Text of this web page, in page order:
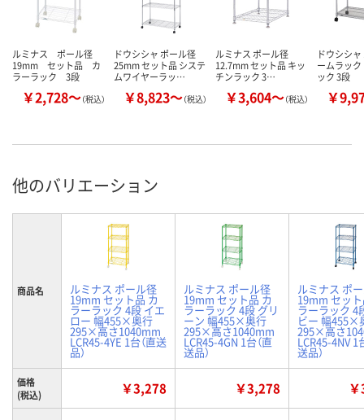
ルミナス ポール径
19mm セット品 カ
ラーラック 3段
￥2,728～（税込）
ドウシシャ ポール径
25mm セット品 システ
ムワイヤーラッ…
￥8,823～（税込）
ルミナス ポール径
12.7mm セット品 キッ
チンラック 3…
￥3,604～（税込）
ドウシシ
ームラッ
ック 3段
￥
他のバリエーション
商品名 ルミナス ポール径
19mm セット品 カ
ラーラック 4段 イエ
ロー 幅455×奥行
295×高さ1040mm
LCR45-4YE 1台（直送
品）
ルミナス ポール径
19mm セット品 カ
ラーラック 4段 グリ
ーン 幅455×奥行
295×高さ1040mm
LCR45-4GN 1台（直
送品）
ルミナス ポ
19mm セッ
ラーラック 4
ビー 幅455×
295×高さ
LCR45-4NV 1
送品）
価格
(税込)
￥3,278 ￥3,278